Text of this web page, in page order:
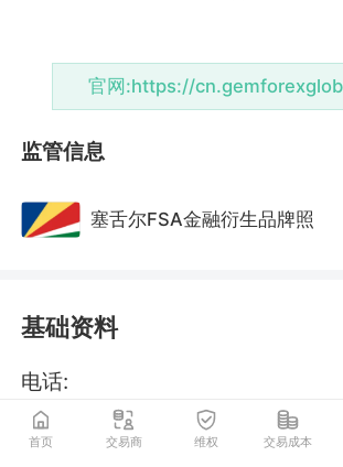
官网:https://
监管信息
塞舌尔FSA金融衍生品牌照
基础资料
电话:
邮箱:
首页 交易商 维权 交易成本